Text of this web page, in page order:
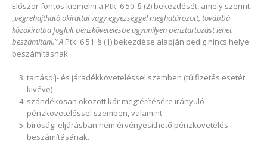
Először fontos kiemelni a Ptk. 6.50. § (2) bekezdését, amely szerint
„végrehajtható okirattal vagy egyezséggel meghatározott, továbbá
közokiratba foglalt pénzkövetelésbe ugyanilyen pénztartozást lehet
beszámítani.” A Ptk. 6:51. § (1) bekezdése alapján pedig nincs helye
beszámításnak:
tartásdíj- és járadékköveteléssel szemben (túlfizetés esetét
kivéve)
szándékosan okozott kár megtérítésére irányuló
pénzköveteléssel szemben, valamint
bírósági eljárásban nem érvényesíthető pénzkövetelés
beszámításának.